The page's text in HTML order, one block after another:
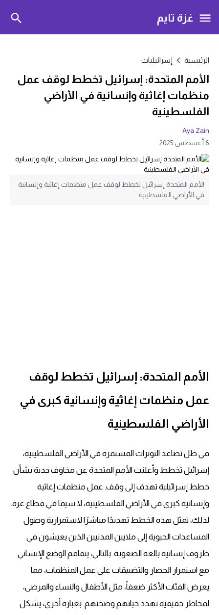
غزة تايم
الرئيسية إسرائيليات
الأمم المتحدة: إسرائيل تخطط لوقف عمل
منظمات إغاثية وإنسانية في الأراضي
الفلسطينية
Aya Zain
6 أغسطس 2025
الأمم المتحدة إسرائيل تخطط لوقف عمل منظمات إغاثية وإنسانية
في الأراضي الفلسطينية
الأمم المتحدة: إسرائيل تخطط لوقف
عمل منظمات إغاثية وإنسانية كبرى في
الأراضي الفلسطينية
في ظل تصاعد التوترات المستمرة في الأراضي الفلسطينية،
إسرائيل تخطط وأعلنت الأمم المتحدة عن مخاوف جدية بشأن
خطط إسرائيلية تهدف إلى وقف. عمل منظمات إغاثية
وإنسانية كبرى في الأراضي الفلسطينية، لا سيما في قطاع غزة.
لذلك، تمثل هذه الخطط تهديدًا مباشرًا لاستمرارية وصول
المساعدات الحيوية إلى ملايين المدنيين الذين يعيشون في
ظروف إنسانية بالغة الصعوبة. بالتالي، يتفاقم الوضع الإنساني
مع استمرار الحصار والتضييقات على عمل المنظمات، مما
يعرض الفئات الأكثر ضعفاً، مثل الأطفال والنساء والمرضى،
لمخاطر حقيقية تهدد حياتهم وصحتهم. بعبارة أخرى، يشكل